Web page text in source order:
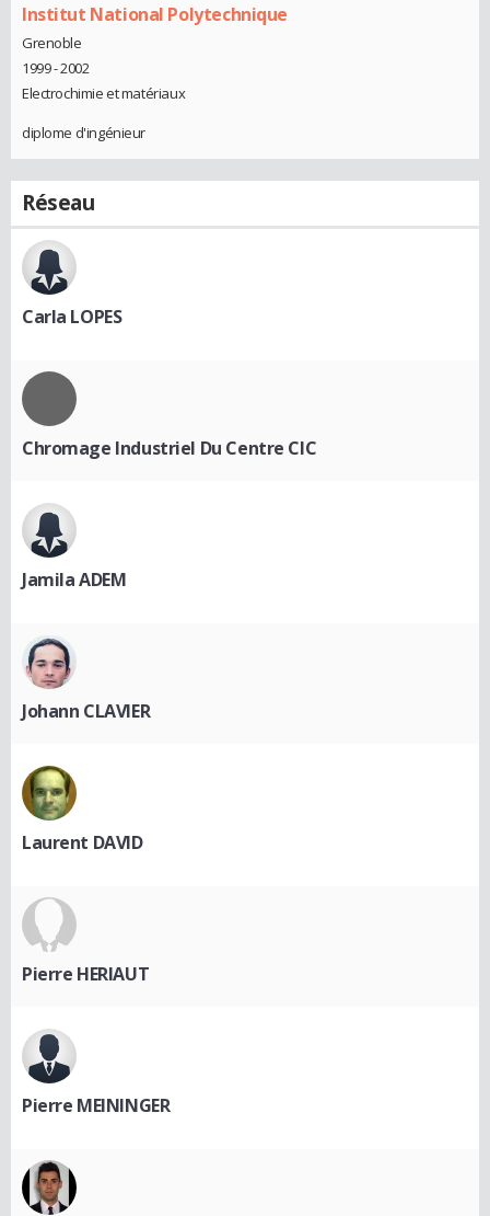
Institut National Polytechnique
Grenoble
1999 - 2002
Electrochimie et matériaux
diplome d'ingénieur
Réseau
Carla LOPES
Chromage Industriel Du Centre CIC
Jamila ADEM
Johann CLAVIER
Laurent DAVID
Pierre HERIAUT
Pierre MEININGER